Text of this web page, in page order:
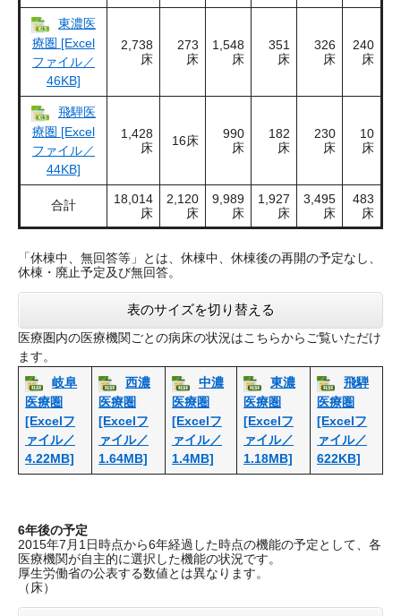
東濃医
療圏 [Excel
ファイル／
46KB]
2,738
床
273
床
1,548
床
351
床
326
床
240
床
飛騨医
療圏 [Excel
ファイル／
44KB]
1,428
床
16床
990
床
182
床
230
床
10
床
合計
18,014
床
2,120
床
9,989
床
1,927
床
3,495
床
483
床
「休棟中、無回答等」とは、休棟中、休棟後の再開の予定なし、
休棟・廃止予定及び無回答。
表のサイズを切り替える
医療圏内の医療機関ごとの病床の状況はこちらからご覧いただけ
ます。
岐阜
医療圏
[Excelフ
ァイル／
4.22MB]
西濃
医療圏
[Excelフ
ァイル／
1.64MB]
中濃
医療圏
[Excelフ
ァイル／
1.4MB]
東濃
医療圏
[Excelフ
ァイル／
1.18MB]
飛騨
医療圏
[Excelフ
ァイル／
622KB]
6年後の予定
2015年7月1日時点から6年経過した時点の機能の予定として、各
医療機関が自主的に選択した機能の状況です。
厚生労働省の公表する数値とは異なります。
（床）